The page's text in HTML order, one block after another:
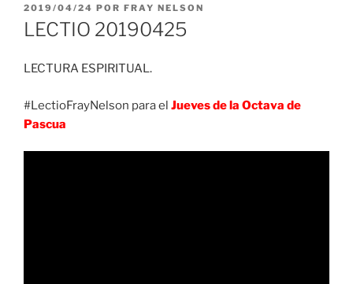
PUBLICADO
EL
2019/04/24 POR FRAY NELSON
LECTIO 20190425
LECTURA ESPIRITUAL.
#LectioFrayNelson para el Jueves de la Octava de
Pascua